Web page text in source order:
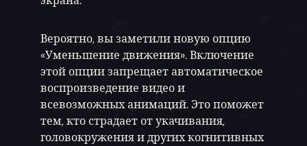
Вероятно, вы заметили новую опцию
«Уменьшение движения». Включение
этой опции запрещает автоматическое
воспроизведение видео и
всевозможных анимаций. Это поможет
тем, кто страдает от укачивания,
головокружения и других когнитивных